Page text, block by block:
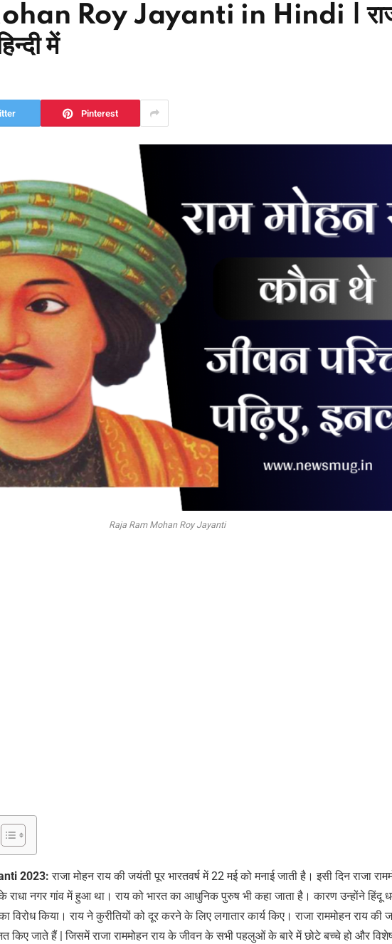
Roy Jayanti in Hindi | राजा
में
Pinterest
Raja Ram Mohan Roy Jayanti
2023: राजा मोहन राय की जयंती पूर भारतवर्ष में 22 मई को मनाई जाती है। इसी दिन राजा
नगर गांव में हुआ था। राय को भारत का आधुनिक पुरुष भी कहा जाता है। कारण उन्होंने हिंदू धर्म
विरोध किया। राय ने कुरीतियों को दूर करने के लिए लगातार कार्य किए। राजा राममोहन राय की
किए जाते हैं | जिसमें राजा राममोहन राय के जीवन के सभी पहलुओं के बारे में छोटे बच्चे हो और